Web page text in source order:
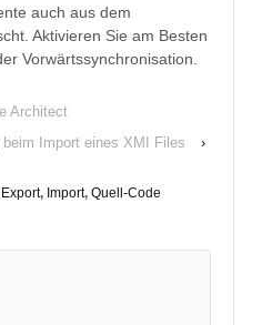
auch aus dem
Aktivieren Sie am Besten
Vorwärtssynchronisation.
Architect
beim Import eines XMI Files
›
Export, Import, Quell-Code